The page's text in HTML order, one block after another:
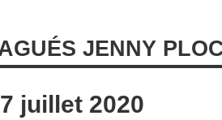
JENNY
juillet 2020